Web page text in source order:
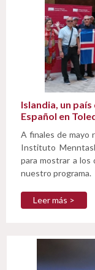
Islandia, un
Español en
A finales de mayo
Instituto
para mostrar a los
nuestro programa.
Leer más >